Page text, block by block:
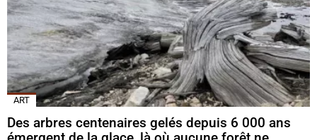
ART
Des arbres centenaires gelés depuis 6 000 ans